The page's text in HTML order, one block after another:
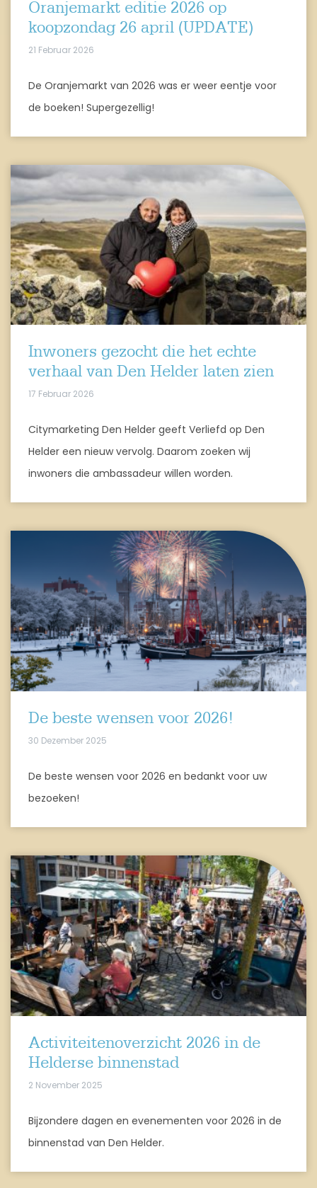
Oranjemarkt editie 2026 op
koopzondag 26 april (UPDATE)
21 Februar 2026
De Oranjemarkt van 2026 was er weer eentje voor
de boeken! Supergezellig!
Inwoners gezocht die het echte
verhaal van Den Helder laten zien
17 Februar 2026
Citymarketing Den Helder geeft Verliefd op Den
Helder een nieuw vervolg. Daarom zoeken wij
inwoners die ambassadeur willen worden.
De beste wensen voor 2026!
30 Dezember 2025
De beste wensen voor 2026 en bedankt voor uw
bezoeken!
Activiteitenoverzicht 2026 in de
Helderse binnenstad
2 November 2025
Bijzondere dagen en evenementen voor 2026 in de
binnenstad van Den Helder.